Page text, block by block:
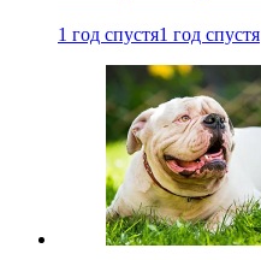
1 год спустя1 год спустя